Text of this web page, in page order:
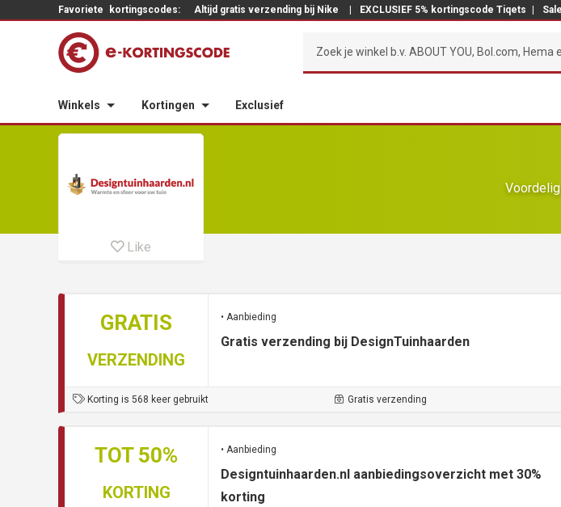
Favoriete kortingscodes: Altijd gratis verzending bij Nike EXCLUSIEF 5% kortingscode Tiqets
Winkels Kortingen Exclusief
Like
GRATIS
VERZENDING
• Aanbieding
Gratis verzending bij DesignTuinhaarden
Korting is 568 keer gebruikt Gratis verzending
TOT 50%
KORTING
• Aanbieding
Designtuinhaarden.nl aanbiedingsoverzicht met 30%
korting